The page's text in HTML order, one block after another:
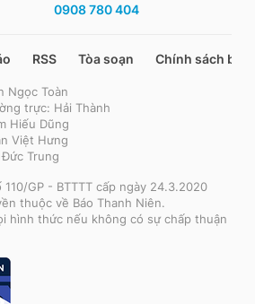
0908 780 404
RSS Tòa soạn Chính sách bảo
Ngọc Toàn
trực: Hải Thành
Hiếu Dũng
Việt Hưng
Trung
GP - BTTTT cấp ngày 24.3.2020
thuộc về Báo Thanh Niên.
hình thức nếu không có sự chấp thuận